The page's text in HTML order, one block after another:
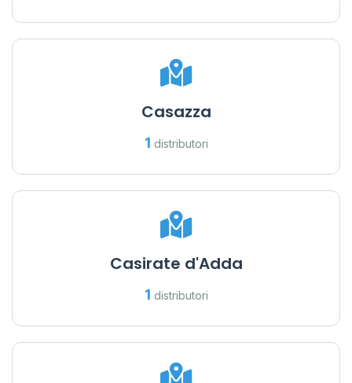
Casazza
1 distributori
Casirate d'Adda
1 distributori